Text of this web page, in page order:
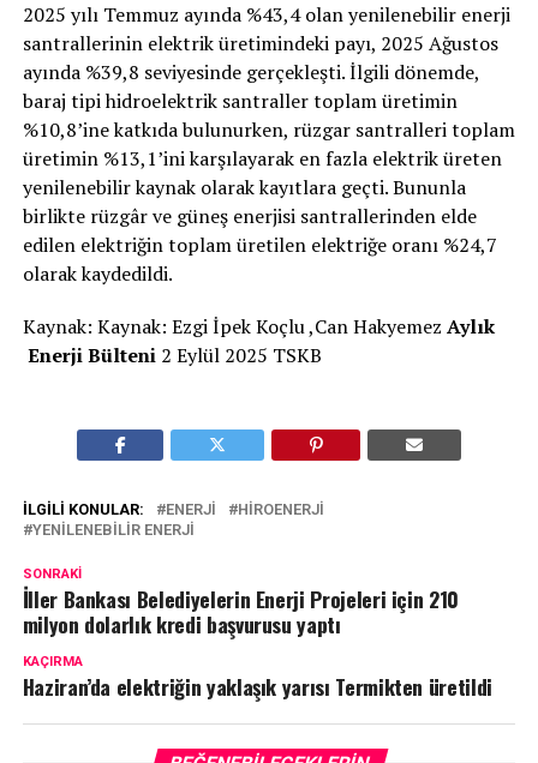
2025 yılı Temmuz ayında %43,4 olan yenilenebilir enerji
santrallerinin elektrik üretimindeki payı, 2025 Ağustos
ayında %39,8 seviyesinde gerçekleşti. İlgili dönemde,
baraj tipi hidroelektrik santraller toplam üretimin
%10,8’ine katkıda bulunurken, rüzgar santralleri toplam
üretimin %13,1’ini karşılayarak en fazla elektrik üreten
yenilenebilir kaynak olarak kayıtlara geçti. Bununla
birlikte rüzgâr ve güneş enerjisi santrallerinden elde
edilen elektriğin toplam üretilen elektriğe oranı %24,7
olarak kaydedildi.
Kaynak: Kaynak: Ezgi İpek Koçlu ,Can Hakyemez Aylık
Enerji Bülteni 2 Eylül 2025 TSKB
İLGILI KONULAR: ENERJI
HIROENERJI
YENILENEBILIR ENERJI
SONRAKI
İller Bankası Belediyelerin Enerji Projeleri için 210
milyon dolarlık kredi başvurusu yaptı
KAÇIRMA
Haziran’da elektriğin yaklaşık yarısı Termikten üretildi